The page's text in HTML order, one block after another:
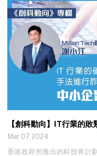
【創科動向】IT行業的
Mar 07, 2024
香港政府所推出的科技券計